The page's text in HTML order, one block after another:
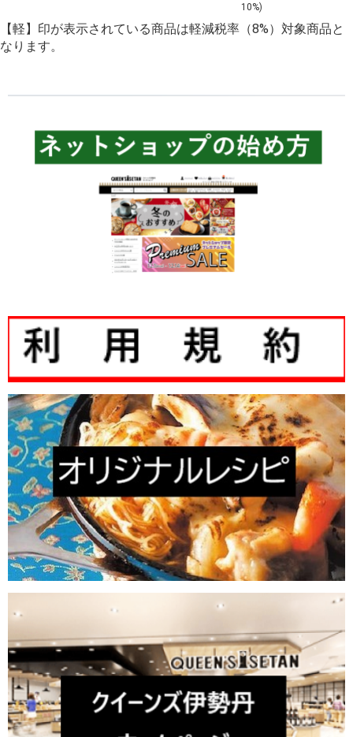
を選びました！
10%)
【軽】印が表示されている商品は軽減税率（8%）対象商品と
なります。